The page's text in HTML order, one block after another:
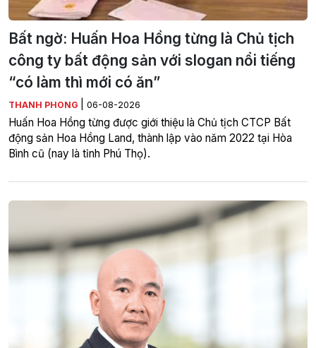
Bất ngờ: Huấn Hoa Hồng từng là Chủ tịch
công ty bất động sản với slogan nổi tiếng
“có làm thì mới có ăn”
THANH PHONG 06-08-2026
Huấn Hoa Hồng từng được giới thiệu là Chủ tịch CTCP Bất
động sản Hoa Hồng Land, thành lập vào năm 2022 tại Hòa
Bình cũ (nay là tỉnh Phú Thọ).